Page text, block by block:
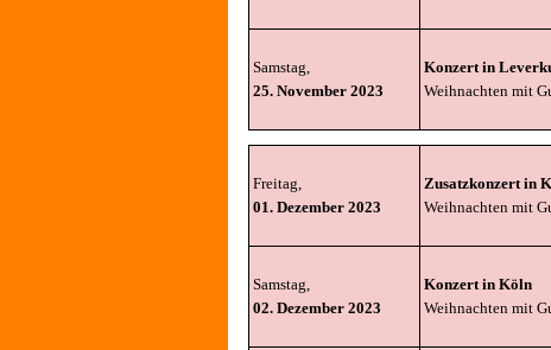
Samstag,
25. November 2023
Konzert in
Weihnachten mit
Freitag,
01. Dezember 2023
Zusatzkonzert in
Weihnachten mit
Samstag,
02. Dezember 2023
Konzert in Köln
Weihnachten mit